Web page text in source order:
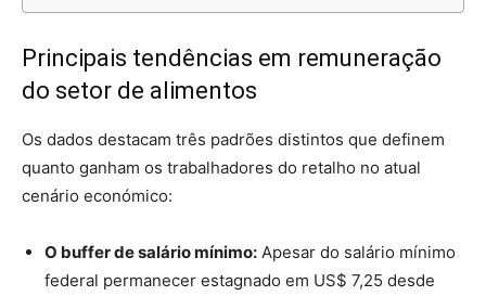
Principais tendências em remuneração
do setor de alimentos
Os dados destacam três padrões distintos que definem
quanto ganham os trabalhadores do retalho no atual
cenário económico:
O buffer de salário mínimo: Apesar do salário mínimo
federal permanecer estagnado em US$ 7,25 desde